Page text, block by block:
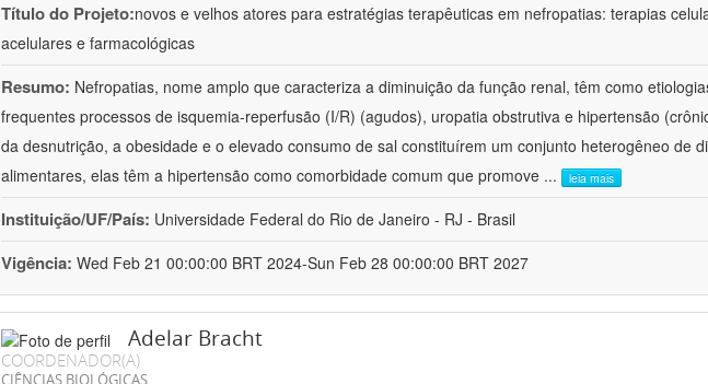
Título do Projeto:novos e velhos atores para estratégias terapêuticas em nefropatias: terapias
acelulares e farmacológicas
Resumo: Nefropatias, nome amplo que caracteriza a diminuição da função renal, têm como
frequentes processos de isquemia-reperfusão (I/R) (agudos), uropatia obstrutiva e hipertensão
da desnutrição, a obesidade e o elevado consumo de sal constituírem um conjunto heterogêneo de
alimentares, elas têm a hipertensão como comorbidade comum que promove ... leia mais
Instituição/UF/País: Universidade Federal do Rio de Janeiro - RJ - Brasil
Vigência: Wed Feb 21 00:00:00 BRT 2024-Sun Feb 28 00:00:00 BRT 2027
Adelar Bracht
COORDENADOR(A)
CIÊNCIAS BIOLÓGICAS